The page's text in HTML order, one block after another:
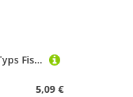
Limtula Einsetzen des Typs Fischereistange Butt Protektor Silikonabdeckungsröhrchen Einsetzen Protektors Fischstangenhalter Werkzeugstange Butt Protektor
5,09 €